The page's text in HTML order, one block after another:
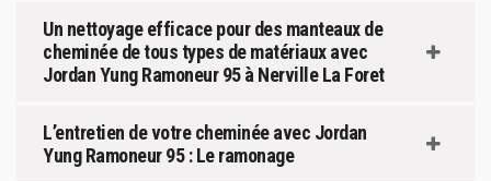
Un nettoyage efficace pour des manteaux de
cheminée de tous types de matériaux avec
Jordan Yung Ramoneur 95 à Nerville La Foret
L’entretien de votre cheminée avec Jordan
Yung Ramoneur 95 : Le ramonage